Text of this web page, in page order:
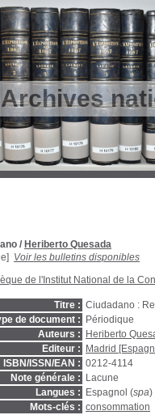
/ Heriberto Quesada
Voir les bulletins disponibles
de l'Institut National de la
Titre : Ciudadano :
de document :
Périodique
Auteurs :
Heriberto
Editeur :
Madrid
ISBN/ISSN/EAN : 0212-4114
Note générale :
Lacune
Langues :
Espagnol (spa)
Mots-clés : consommation